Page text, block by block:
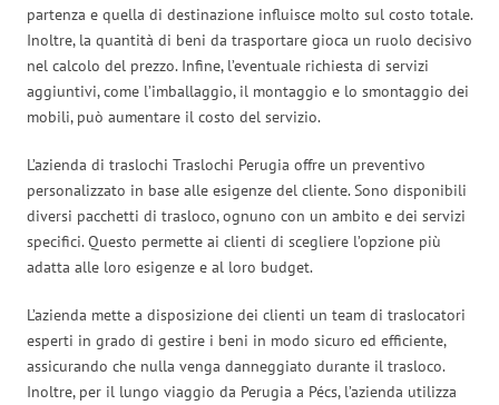
partenza e quella di destinazione influisce molto sul costo totale.
Inoltre, la quantità di beni da trasportare gioca un ruolo decisivo
nel calcolo del prezzo. Infine, l’eventuale richiesta di servizi
aggiuntivi, come l’imballaggio, il montaggio e lo smontaggio dei
mobili, può aumentare il costo del servizio.
L’azienda di traslochi Traslochi Perugia offre un preventivo
personalizzato in base alle esigenze del cliente. Sono disponibili
diversi pacchetti di trasloco, ognuno con un ambito e dei servizi
specifici. Questo permette ai clienti di scegliere l’opzione più
adatta alle loro esigenze e al loro budget.
L’azienda mette a disposizione dei clienti un team di traslocatori
esperti in grado di gestire i beni in modo sicuro ed efficiente,
assicurando che nulla venga danneggiato durante il trasloco.
Inoltre, per il lungo viaggio da Perugia a Pécs, l’azienda utilizza